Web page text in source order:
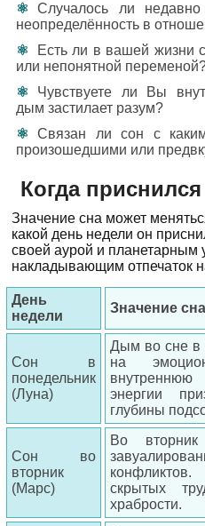
Случалось ли
неопределённость в
Есть ли в вашей жизни
или непонятной
Чувствуете ли Вы
дым застилает разум?
Связан ли сон с
произошедшими или
Когда
Значение сна может
какой день недели он
своей аурой и планетарным
накладывающим отпечаток
День
недели
Значение сна
Сон в
понедельник
(Луна)
Дым во сне в
на
энергии
глубины
Сон во
вторник
(Марс)
Во
скрытых
храбрости.